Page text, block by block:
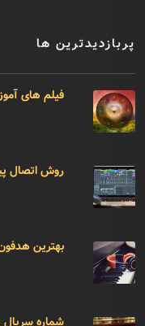
پربازدیدترین ها
فیلم های
روش اتصال
بهترین
شماره سریال